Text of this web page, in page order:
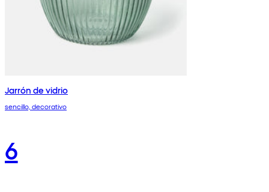
Jarrón de vidrio
sencillo, decorativo
6